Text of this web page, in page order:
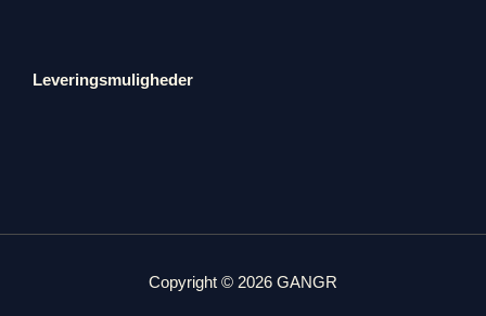
Leveringsmuligheder
Copyright © 2026 GANGR